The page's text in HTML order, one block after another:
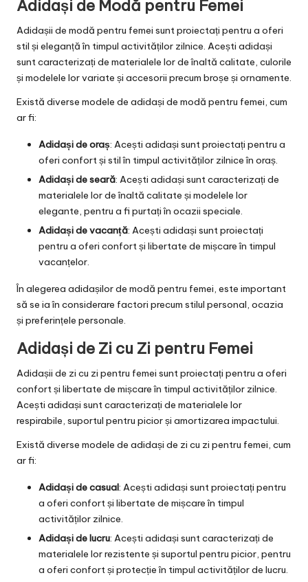
Adidași de Modă pentru Femei
Adidașii de modă pentru femei sunt proiectați pentru a oferi
stil și eleganță în timpul activităților zilnice. Acești adidași
sunt caracterizați de materialele lor de înaltă calitate, culorile
și modelele lor variate și accesorii precum broșe și ornamente.
Există diverse modele de adidași de modă pentru femei, cum
ar fi:
Adidași de oraș: Acești adidași sunt proiectați pentru a
oferi confort și stil în timpul activităților zilnice în oraș.
Adidași de seară: Acești adidași sunt caracterizați de
materialele lor de înaltă calitate și modelele lor
elegante, pentru a fi purtați în ocazii speciale.
Adidași de vacanță: Acești adidași sunt proiectați
pentru a oferi confort și libertate de mișcare în timpul
vacanțelor.
În alegerea adidașilor de modă pentru femei, este important
să se ia în considerare factori precum stilul personal, ocazia
și preferințele personale.
Adidași de Zi cu Zi pentru Femei
Adidașii de zi cu zi pentru femei sunt proiectați pentru a oferi
confort și libertate de mișcare în timpul activităților zilnice.
Acești adidași sunt caracterizați de materialele lor
respirabile, suportul pentru picior și amortizarea impactului.
Există diverse modele de adidași de zi cu zi pentru femei, cum
ar fi:
Adidași de casual: Acești adidași sunt proiectați pentru
a oferi confort și libertate de mișcare în timpul
activităților zilnice.
Adidași de lucru: Acești adidași sunt caracterizați de
materialele lor rezistente și suportul pentru picior, pentru
a oferi confort și protecție în timpul activităților de lucru.